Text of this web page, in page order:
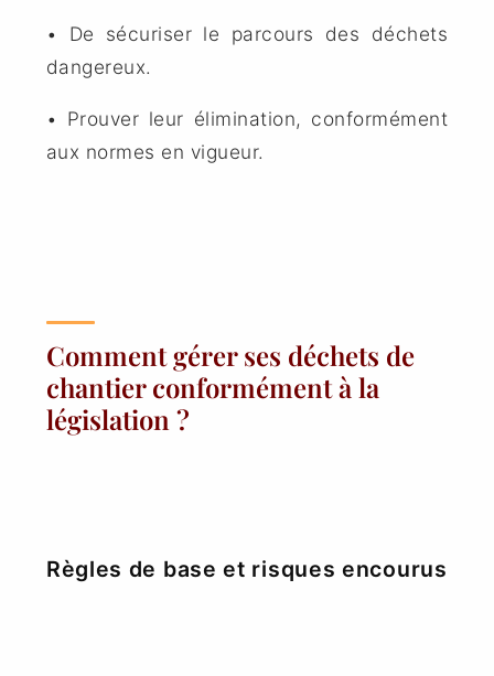
• De sécuriser le parcours des déchets
dangereux.
• Prouver leur élimination, conformément
aux normes en vigueur.
Comment gérer ses déchets de
chantier conformément à la
législation ?
Règles de base et risques encourus